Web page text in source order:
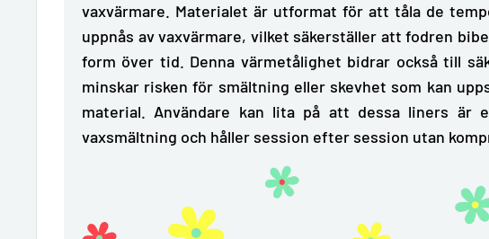
vaxvärmare. Materialet är utformat för atttåla de
uppnås av vaxvärmare, vilket säkerställer att fodren
form över tid. Denna värmetålighet bidrar också till
minskar risken för smältning eller skevhet som kan
material. Användare kan lita på att dessa liners är
vaxsmältning och håller session efter session utan